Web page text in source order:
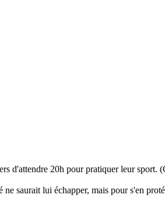
d'attendre 20h pour pratiquer leur
saurait lui échapper, mais pour s'en